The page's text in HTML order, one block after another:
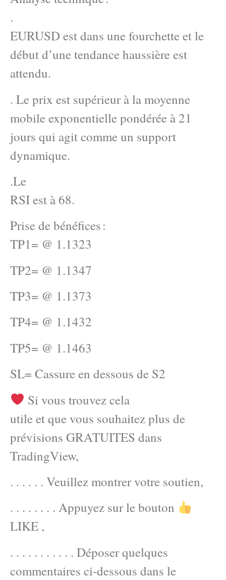
.
EURUSD est dans une fourchette et le
début d’une tendance haussière est
attendu.
. Le prix est supérieur à la moyenne
mobile exponentielle pondérée à 21
jours qui agit comme un support
dynamique.
.Le
RSI est à 68.
Prise de bénéfices :
TP1= @ 1.1323
TP2= @ 1.1347
TP3= @ 1.1373
TP4= @ 1.1432
TP5= @ 1.1463
SL= Cassure en dessous de S2
Si vous trouvez cela
utile et que vous souhaitez plus de
prévisions GRATUITES dans
TradingView,
. . . . . . Veuillez montrer votre soutien,
. . . . . . . . Appuyez sur le bouton
LIKE ,
. . . . . . . . . . . Déposer quelques
commentaires ci-dessous dans le